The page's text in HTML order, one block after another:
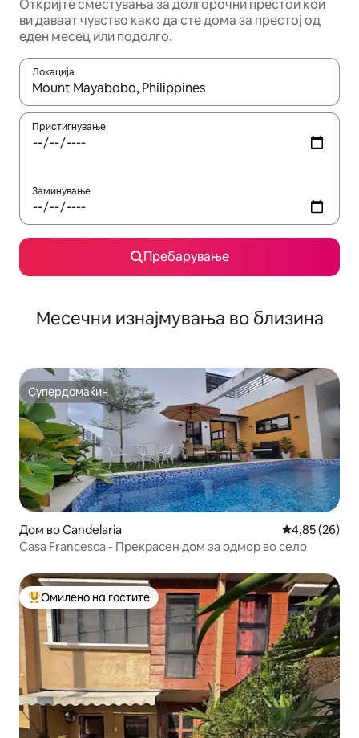
Откријте сместувања за долгорочни престои кои
ви даваат чувство како да сте дома за престој од
еден месец или подолго.
Локација
Кога резултатите се достапни, движете се со копчињата
Пристигнување
Заминување
Пребарување
Месечни изнајмувања во близина
Супердомаќин
Супердомаќин
Дом во Candelaria Просечна
4,85 (26)
Casa Francesca - Прекрасен дом за одмор во село
Меѓу најуспешните „Омилени на гостите“
Омилено на гостите